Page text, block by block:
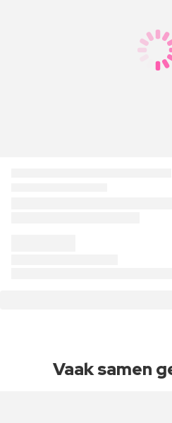
Vaak samen